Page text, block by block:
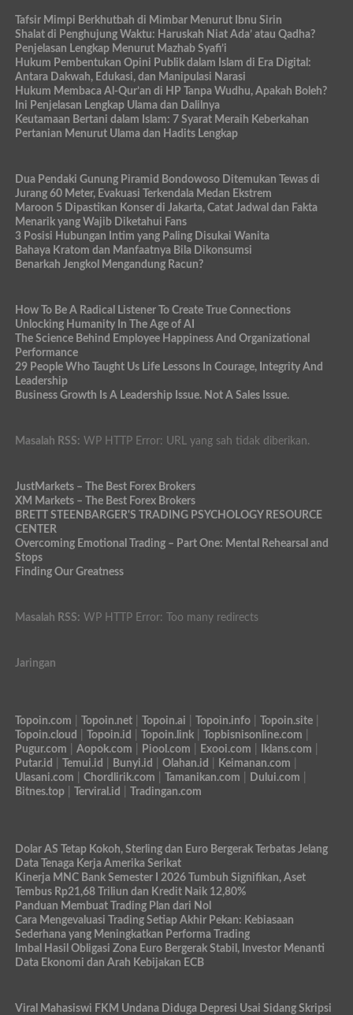
Tafsir Mimpi Berkhutbah di Mimbar Menurut Ibnu Sirin
Shalat di Penghujung Waktu: Haruskah Niat Ada’ atau Qadha?
Penjelasan Lengkap Menurut Mazhab Syafi’i
Hukum Pembentukan Opini Publik dalam Islam di Era Digital:
Antara Dakwah, Edukasi, dan Manipulasi Narasi
Hukum Membaca Al-Qur’an di HP Tanpa Wudhu, Apakah Boleh?
Ini Penjelasan Lengkap Ulama dan Dalilnya
Keutamaan Bertani dalam Islam: 7 Syarat Meraih Keberkahan
Pertanian Menurut Ulama dan Hadits Lengkap
Dua Pendaki Gunung Piramid Bondowoso Ditemukan Tewas di
Jurang 60 Meter, Evakuasi Terkendala Medan Ekstrem
Maroon 5 Dipastikan Konser di Jakarta, Catat Jadwal dan Fakta
Menarik yang Wajib Diketahui Fans
3 Posisi Hubungan Intim yang Paling Disukai Wanita
Bahaya Kratom dan Manfaatnya Bila Dikonsumsi
Benarkah Jengkol Mengandung Racun?
How To Be A Radical Listener To Create True Connections
Unlocking Humanity In The Age of AI
The Science Behind Employee Happiness And Organizational
Performance
29 People Who Taught Us Life Lessons In Courage, Integrity And
Leadership
Business Growth Is A Leadership Issue. Not A Sales Issue.
Masalah RSS: WP HTTP Error: URL yang sah tidak diberikan.
JustMarkets – The Best Forex Brokers
XM Markets – The Best Forex Brokers
BRETT STEENBARGER'S TRADING PSYCHOLOGY RESOURCE
CENTER
Overcoming Emotional Trading – Part One: Mental Rehearsal and
Stops
Finding Our Greatness
Masalah RSS: WP HTTP Error: Too many redirects
Jaringan
Topoin.com Topoin.net| Topoin.ai Topoin.info| Topoin.site|
Topoin.cloud
Topoin.id Topoin.link| Topbisnisonline.com
Pugur.com
Aopok.com Piool.com Exooi.com Iklans.com
Putar.id
Temui.id Bunyi.id Olahan.id Keimanan.com
Ulasani.com
Chordlirik.com Tamanikan.com Dului.com
Bitnes.top| Terviral.id Tradingan.com
Dolar AS Tetap Kokoh, Sterling dan Euro Bergerak Terbatas Jelang
Data Tenaga Kerja Amerika Serikat
Kinerja MNC Bank Semester I 2026 Tumbuh Signifikan, Aset
Tembus Rp21,68 Triliun dan Kredit Naik 12,80%
Panduan Membuat Trading Plan dari Nol
Cara Mengevaluasi Trading Setiap Akhir Pekan: Kebiasaan
Sederhana yang Meningkatkan Performa Trading
Imbal Hasil Obligasi Zona Euro Bergerak Stabil, Investor Menanti
Data Ekonomi dan Arah Kebijakan ECB
Viral Mahasiswi FKM Undana Diduga Depresi Usai Sidang Skripsi